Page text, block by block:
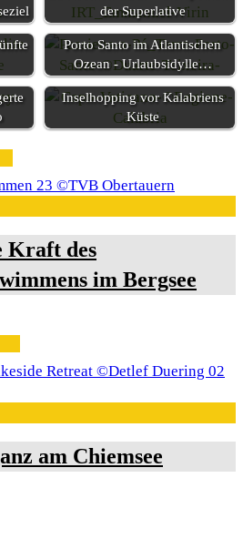
der Superlative
Porto Santo im Atlantischen
Ozean - Urlaubsidylle…
Inselhopping vor Kalabriens
Küste
Kraft des
im Bergsee
am Chiemsee